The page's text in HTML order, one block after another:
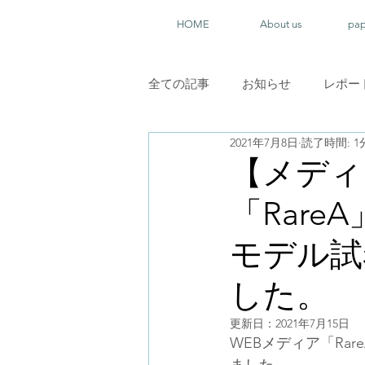
HOME About us
全ての記事 お知らせ レポー
【メデ
「
モデル
した。
2021年7月8日 読了時間: 1
更新日： 2021年7月15日
WEBメディア「